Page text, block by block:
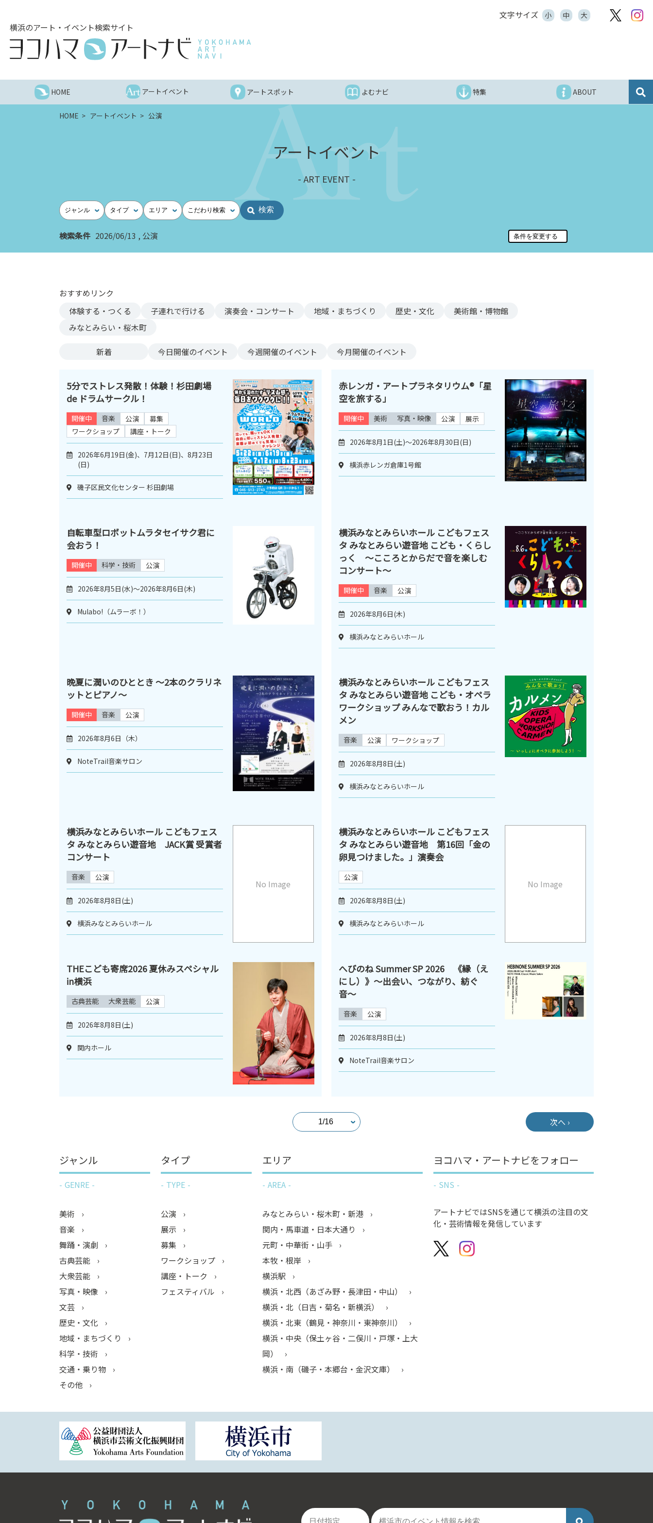
へ
文字サイズ 小 中 大
横浜のアート・イベント検索サイト
HOME アートイベント アートスポット よむナビ 特集 ABOUT
HOME アートイベント 公演
アートイベント
ART EVENT
ジャンル タイプ エリア こだわり検索
検索条件 2026/06/13 公演
おすすめリンク
体験する・つくる
子連れで行ける 演奏会・コンサート 地域・まちづくり 歴史・文化
美術館・博物館
みなとみらい・桜木町
新着 今日開催のイベント 今週開催のイベント 今月開催のイベント
5分でストレス発散！体験！杉田劇場
de ドラムサークル！
開催中 音楽 公演
募集
ワークショップ
講座・トーク
2026年6月19日(金)、7月12日(日)、8月23日
(日)
磯子区民文化センター 杉田劇場
赤レンガ・アートプラネタリウム®「星
空を旅する」
開催中 美術 写真・映像 公演 展示
2026年8月1日(土)～2026年8月30日(日)
横浜赤レンガ倉庫1号館
自転車型ロボットムラタセイサク君に
会おう！
開催中 科学・技術 公演
2026年8月5日(水)～2026年8月6日(木)
Mulabo!（ムラーボ！）
横浜みなとみらいホール こどもフェス
タ みなとみらい遊音地 こども・くらし
っく ～こころとからだで音を楽しむ
コンサート～
開催中 音楽 公演
2026年8月6日(木)
横浜みなとみらいホール
晩夏に潤いのひととき ～2本のクラリネ
ットとピアノ～
開催中 音楽 公演
2026年8月6日（木）
NoteTrail音楽サロン
横浜みなとみらいホール こどもフェス
タ みなとみらい遊音地 こども・オペラ
ワークショップ みんなで歌おう！カル
メン
音楽 公演 ワークショップ
2026年8月8日(土)
横浜みなとみらいホール
No Image
横浜みなとみらいホール こどもフェス
タ みなとみらい遊音地 JACK賞 受賞者
コンサート
音楽 公演
2026年8月8日(土)
横浜みなとみらいホール
No Image
横浜みなとみらいホール こどもフェス
タ みなとみらい遊音地 第16回「金の
卵見つけました。」演奏会
公演
2026年8月8日(土)
横浜みなとみらいホール
THEこども寄席2026 夏休みスペシャル
in横浜
古典芸能 大衆芸能 公演
2026年8月8日(土)
関内ホール
へびのね Summer SP 2026 《縁（え
にし）》〜出会い、つながり、紡ぐ
音〜
音楽 公演
2026年8月8日(土)
NoteTrail音楽サロン
次へ ›
ジャンル
GENRE
美術
音楽
舞踊・演劇
古典芸能
大衆芸能
写真・映像
文芸
歴史・文化
地域・まちづくり
科学・技術
交通・乗り物
その他
タイプ
TYPE
公演
展示
募集
ワークショップ
講座・トーク
フェスティバル
エリア
AREA
みなとみらい・桜木町・新港
関内・馬車道・日本大通り
元町・中華街・山手
本牧・根岸
横浜駅
横浜・北西（あざみ野・長津田・中山）
横浜・北（日吉・菊名・新横浜）
横浜・北東（鶴見・神奈川・東神奈川）
横浜・中央（保土ヶ谷・二俣川・戸塚・上大
岡）
横浜・南（磯子・本郷台・金沢文庫）
ヨコハマ・アートナビをフォロー
SNS
アートナビではSNSを通じて横浜の注目の文
化・芸術情報を発信しています